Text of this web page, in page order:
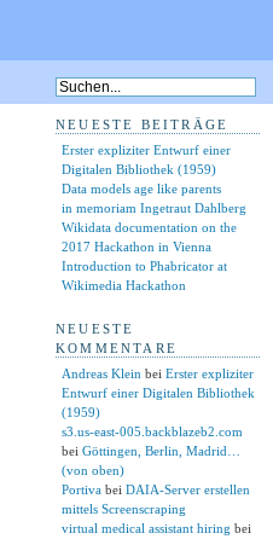
NEUESTE BEITRÄGE
Erster expliziter Entwurf einer
Digitalen Bibliothek (1959)
Data models age like parents
in memoriam Ingetraut Dahlberg
Wikidata documentation on the
2017 Hackathon in Vienna
Introduction to Phabricator at
Wikimedia Hackathon
NEUESTE
KOMMENTARE
Andreas Klein bei Erster expliziter
Entwurf einer Digitalen Bibliothek
(1959)
s3.us-east-005.backblazeb2.com
bei Göttingen, Berlin, Madrid…
(von oben)
Portiva bei DAIA-Server erstellen
mittels Screenscraping
virtual medical assistant hiring bei